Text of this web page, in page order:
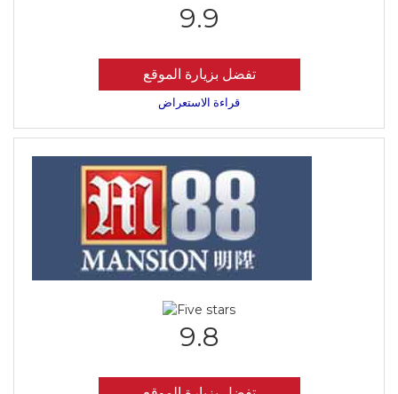
9.9
تفضل بزيارة الموقع
قراءة الاستعراض
9.8